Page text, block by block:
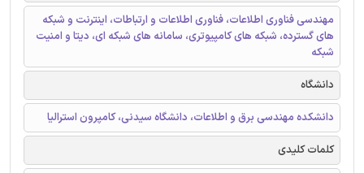
مهندسی فناوری اطلاعات، فناوری اطلاعات و ارتباطات، اینترنت و شبکه
های گسترده، شبکه های کامپیوتری، سامانه های شبکه ای، دیتا و امنیت
شبکه
دانشگاه
دانشکده مهندسی برق و اطلاعات، دانشگاه سیدنی، کامپرون استرالیا
کلمات کلیدی